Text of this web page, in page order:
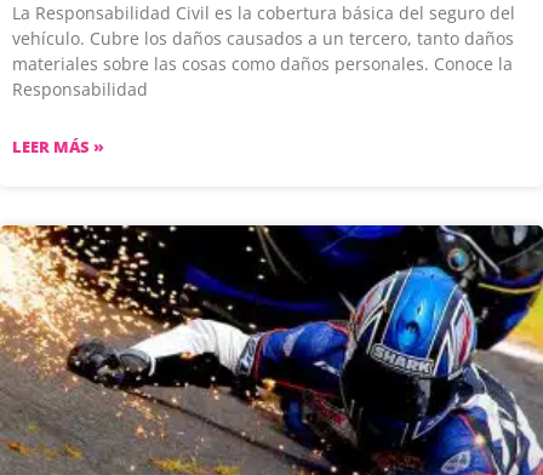
La Responsabilidad Civil es la cobertura básica del seguro del
vehículo. Cubre los daños causados a un tercero, tanto daños
materiales sobre las cosas como daños personales. Conoce la
Responsabilidad
LEER MÁS »